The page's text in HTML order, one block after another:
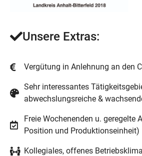
Unsere Extras:
Vergütung in Anlehnung an den
Sehr interessantes
abwechslungsreiche &
Freie Wochenenden u. geregelte
Position und Produktionseinheit)
Kollegiales, offenes